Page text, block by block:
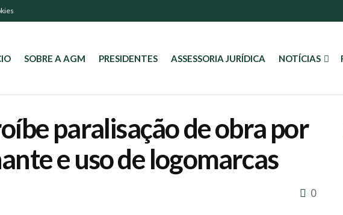
SOBRE A AGM PRESIDENTES ASSESSORIA JURÍDICA NOTÍCIAS
paralisação de obra por
e uso de logomarcas
0